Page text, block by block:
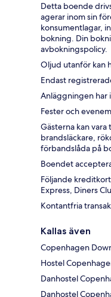
Detta boende
agerar inom sin
konsumentlagar,
bokning. Din
avbokningspolicy.
Oljud utanför kan
Endast
Anläggningen har
Fester och
Gästerna kan
brandsläckare,
förbandslåda på
Boendet
Följande
Express, Diners
Kontantfria
Kallas även
Copenhagen
Hostel
Danhostel
Danhostel